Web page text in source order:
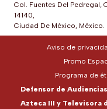
Col. Fuentes Del Pedregal,
14140,
Ciudad De México, México.
Aviso de
Promo
Programa de
Defensor de
Azteca III y Televisora